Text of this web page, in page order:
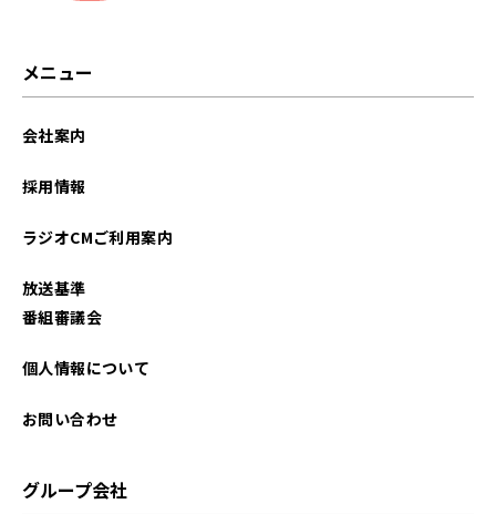
メニュー
会社案内
採用情報
ラジオCMご利用案内
放送基準
番組審議会
個人情報について
お問い合わせ
グループ会社